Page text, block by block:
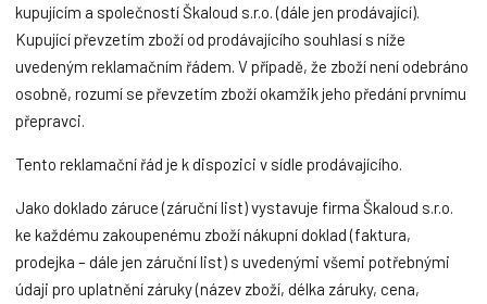
kupujícím a společností Škaloud s.r.o. (dále jen prodávající).
Kupující převzetím zboží od prodávajícího souhlasí s níže
uvedeným reklamačním řádem. V případě, že zboží není odebráno
osobně, rozumí se převzetím zboží okamžik jeho předání prvnímu
přepravci.
Tento reklamační řád je k dispozici v sídle prodávajícího.
Jako doklado záruce (záruční list) vystavuje firma Škaloud s.r.o.
ke každému zakoupenému zboží nákupní doklad (faktura,
prodejka – dále jen záruční list) s uvedenými všemi potřebnými
údaji pro uplatnění záruky (název zboží, délka záruky, cena,